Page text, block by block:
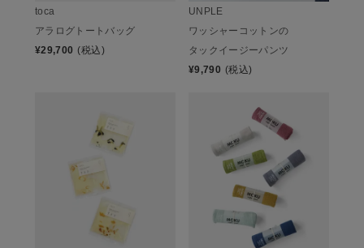
toca
アラログトートバッグ
¥29,700 (税込)
UNPLE
ワッシャーコットンの
タックイージーパンツ
¥9,790 (税込)